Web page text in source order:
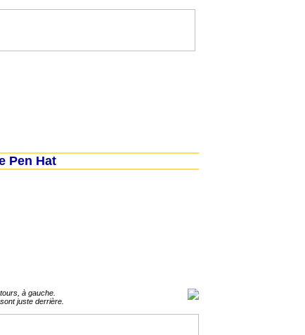
Pen Hat
à gauche.
juste derrière.